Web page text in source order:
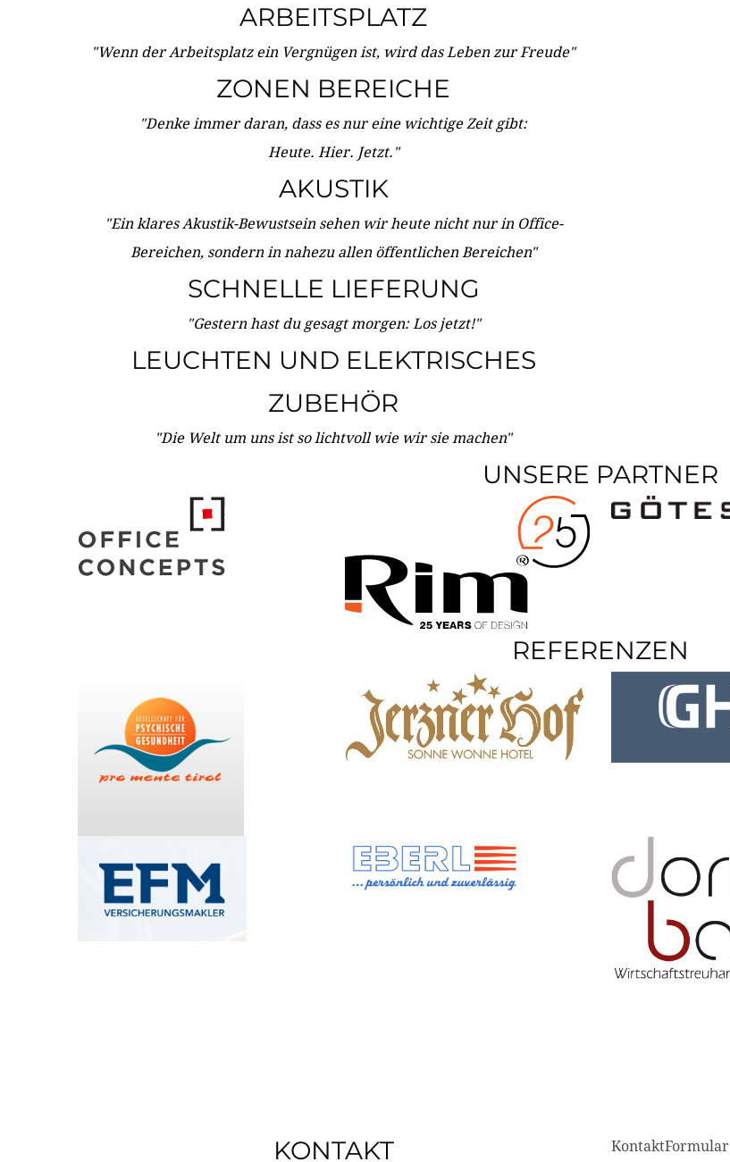
ARBEITSPLATZ
"Wenn der Arbeitsplatz ein Vergnügen ist, wird das Leben zur Freude"
ZONEN BEREICHE
"Denke immer daran, dass es nur eine wichtige Zeit gibt:
Heute. Hier. Jetzt."
AKUSTIK
"Ein klares Akustik-Bewustsein sehen wir heute nicht nur in Office-
Bereichen, sondern in nahezu allen öffentlichen Bereichen"
SCHNELLE LIEFERUNG
"Gestern hast du gesagt morgen: Los jetzt!"
LEUCHTEN UND ELEKTRISCHES
ZUBEHÖR
"Die Welt um uns ist so lichtvoll wie wir sie machen"
UNSERE PARTNER
REFERENZEN
KONTAKT KontaktFormular